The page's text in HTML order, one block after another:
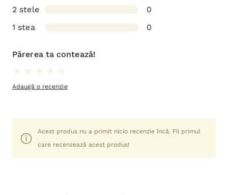
2 stele
0
1 stea
0
Părerea ta contează!
Adaugă o recenzie
Acest produs nu a primit nicio recenzie încă. Fii primul
care recenzează acest produs!